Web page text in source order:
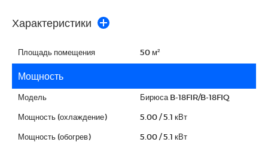
Характеристики
Площадь помещения 50 м²
Мощность
Модель Бирюса B-18FIR/B-18FIQ
Мощность (охлаждение) 5.00 / 5.1 кВт
Мощность (обогрев) 5.00 / 5.1 кВт